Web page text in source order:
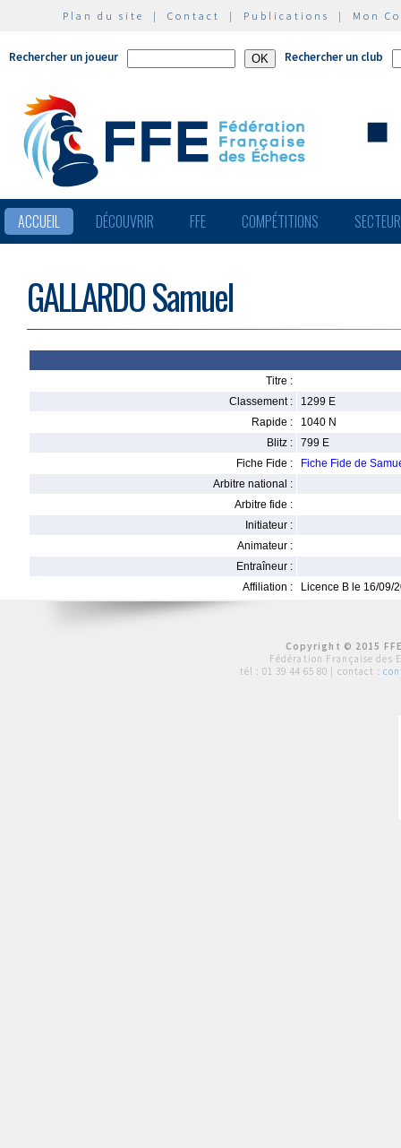
Plan du site | Contact | Publications | Mon
Rechercher un joueur Rechercher un club
ACCUEIL DÉCOUVRIR FFE COMPÉTITIONS
GALLARDO Samuel
Titre :
Classement :
1299 E
Rapide :
1040 N
Blitz :
799 E
Fiche Fide :
Fiche Fide de
Arbitre national :
Arbitre fide :
Initiateur :
Animateur :
Entraîneur :
Affiliation :
Licence B le 16/09/
Copyright © 2015
Fédération Française des
tél : 01 39 44 65 80 | contact :